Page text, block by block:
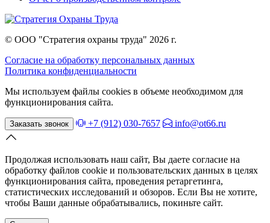
© ООО "Стратегия охраны труда" 2026 г.
Согласие на обработку персональных данных
Политика конфиденциальности
Мы используем файлы cookies в объеме необходимом для
функционирования сайта.
Заказать звонок +7 (912) 030-7657 info@ot66.ru
Продолжая использовать наш сайт, Вы даете согласие на
обработку файлов cookie и пользовательских данных в целях
функционирования сайта, проведения ретаргетинга,
статистических исследований и обзоров. Если Вы не хотите,
чтобы Ваши данные обрабатывались, покиньте сайт.